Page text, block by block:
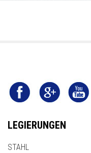
LEGIERUNGEN
STAHL